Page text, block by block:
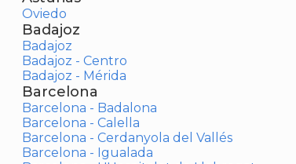
Oviedo
Badajoz
Badajoz
Badajoz - Centro
Badajoz - Mérida
Barcelona
Barcelona - Badalona
Barcelona - Calella
Barcelona - Cerdanyola del Vallés
Barcelona - Igualada